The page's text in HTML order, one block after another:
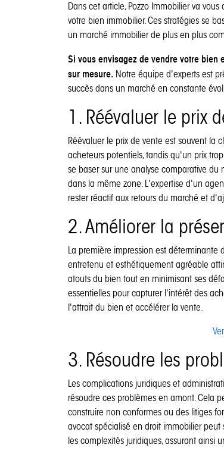
Dans cet article, Pozzo Immobilier va
votre bien immobilier. Ces stratégies se
un marché immobilier de plus en plus
Si vous envisagez de vendre votre bien
sur mesure. Notre équipe d'experts est
succès dans un marché en constante
1. Réévaluer le prix
Réévaluer le prix de vente est souvent la
acheteurs potentiels, tandis qu'un prix
se baser sur une analyse comparative
dans la même zone. L'expertise d'un
rester réactif aux retours du marché et
2. Améliorer la
La première impression est
entretenu et esthétiquement agréable
atouts du bien tout en minimisant ses
essentielles pour capturer l'intérêt des
l'attrait du bien et accélérer la vente.
3. Résoudre les
Les complications juridiques et
résoudre ces problèmes en amont. Cela
construire non conformes ou des litiges
avocat spécialisé en droit immobilier peut
les complexités juridiques, assurant